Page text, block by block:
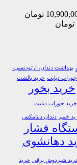
تومان
تومان
بهداشت دندان، ارتودنسی،
جوراب دیابت خرید بالشت‌
خرید بخور
خرید جوراب دیابت
خمیر دندان دنتامکس
فشار
دهانشوی
شیردوش برقی خرید